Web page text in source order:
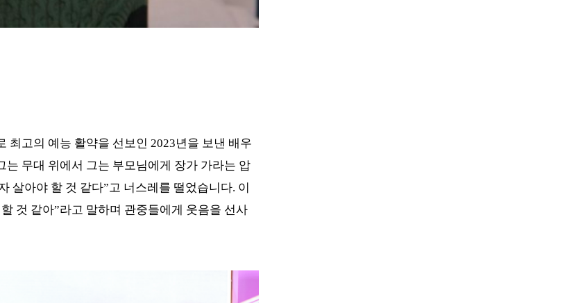
최고의 예능 활약을 선보인 2023년을 보낸 배우
무대 위에서 그는 부모님에게 장가 가라는 압
살아야 할 것 같다”고 너스레를 떨었습니다. 이
것 같아”라고 말하며 관중들에게 웃음을 선사